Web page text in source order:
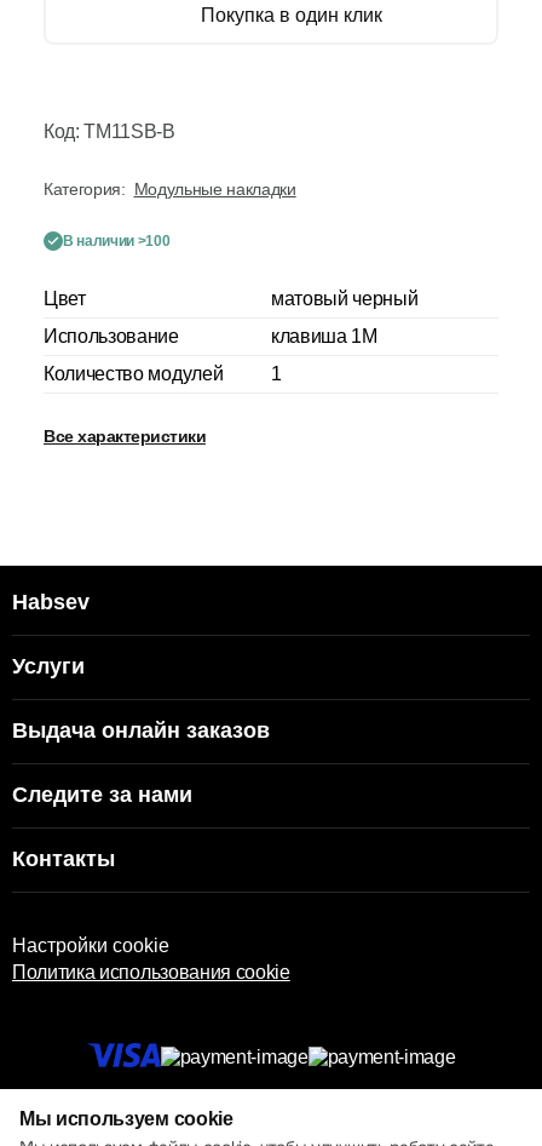
Покупка в один клик
Код: TM11SB-B
Категория: Модульные накладки
В наличии >100
Цвет
матовый черный
Использование
клавиша 1M
Количество модулей
1
Все характеристики
Habsev
Услуги
Выдача онлайн заказов
Следите за нами
Контакты
Настройки cookie
Политика использования cookie
© 2013 – 2026 ECOM
Мы используем cookie